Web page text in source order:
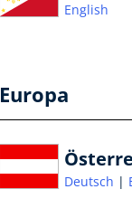
English
Europa
Deutsch